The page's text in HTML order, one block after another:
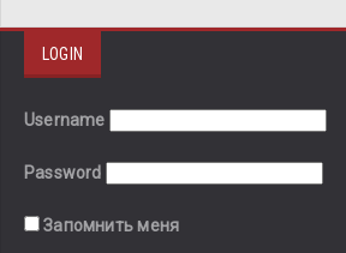
LOGIN
Username
Password
Запомнить меня